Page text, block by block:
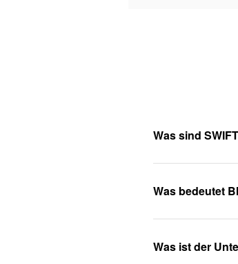
Was sind
Was bedeutet
Was ist der